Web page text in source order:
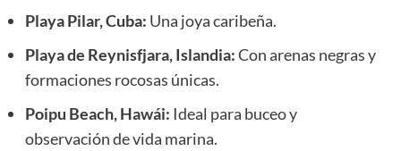
Playa Pilar, Cuba: Una joya caribeña.
Playa de Reynisfjara, Islandia:Con arenas negras y
formaciones rocosas únicas.
Poipu Beach, Hawái: Ideal para buceo y
observación de vida marina.